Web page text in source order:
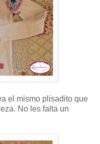
el mismo plisadito que
No les falta un